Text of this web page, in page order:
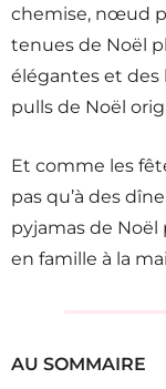
chemise, nœud
tenues de Noël
élégantes et des
pulls de Noël
Et comme les
pas qu’à des
pyjamas de
en famille à la
AU SOMMAIRE